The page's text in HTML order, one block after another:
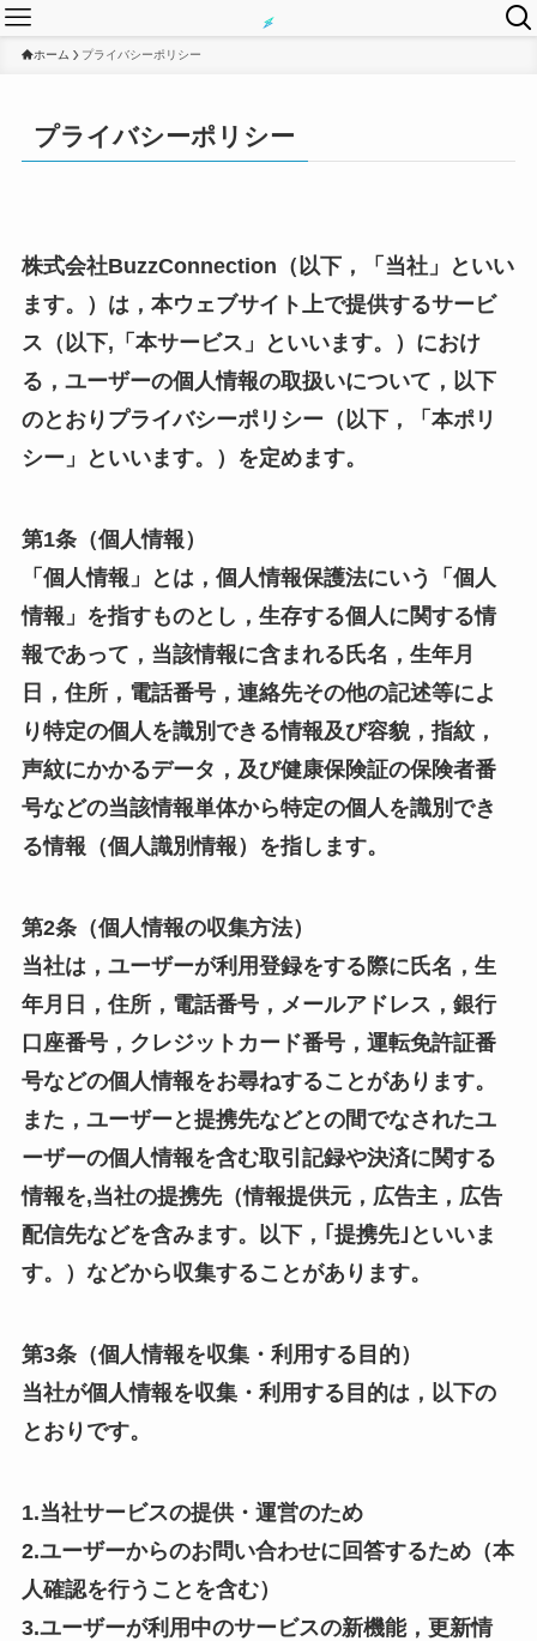
ホーム プライバシーポリシー
プライバシーポリシー
株式会社BuzzConnection（以下，「当社」といい
ます。）は，本ウェブサイト上で提供するサービ
ス（以下,「本サービス」といいます。）におけ
る，ユーザーの個人情報の取扱いについて，以下
のとおりプライバシーポリシー（以下，「本ポリ
シー」といいます。）を定めます。
第1条（個人情報）
「個人情報」とは，個人情報保護法にいう「個人
情報」を指すものとし，生存する個人に関する情
報であって，当該情報に含まれる氏名，生年月
日，住所，電話番号，連絡先その他の記述等によ
り特定の個人を識別できる情報及び容貌，指紋，
声紋にかかるデータ，及び健康保険証の保険者番
号などの当該情報単体から特定の個人を識別でき
る情報（個人識別情報）を指します。
第2条（個人情報の収集方法）
当社は，ユーザーが利用登録をする際に氏名，生
年月日，住所，電話番号，メールアドレス，銀行
口座番号，クレジットカード番号，運転免許証番
号などの個人情報をお尋ねすることがあります。
また，ユーザーと提携先などとの間でなされたユ
ーザーの個人情報を含む取引記録や決済に関する
情報を,当社の提携先（情報提供元，広告主，広告
配信先などを含みます。以下，｢提携先｣といいま
す。）などから収集することがあります。
第3条（個人情報を収集・利用する目的）
当社が個人情報を収集・利用する目的は，以下の
とおりです。
1.当社サービスの提供・運営のため
2.ユーザーからのお問い合わせに回答するため（本
人確認を行うことを含む）
3.ユーザーが利用中のサービスの新機能，更新情